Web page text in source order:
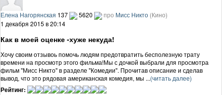
Елена Нагорянская 137 5620 про Мисс Никто (Кино)
1 декабря 2015 в 20:14
Как в моей оценке -хуже некуда!
Хочу своим отзывоь помочь людям предотвратить бесполезную трату
времени на просмотр этого фильма!Мы с дочкой выбрали для просмотра
фильм "Мисс Никто" в разделе "Комедии". Прочитав описание и сделав
вывод, что это рядовая американская комедия, мы ...(читать далее)
Рейтинг: